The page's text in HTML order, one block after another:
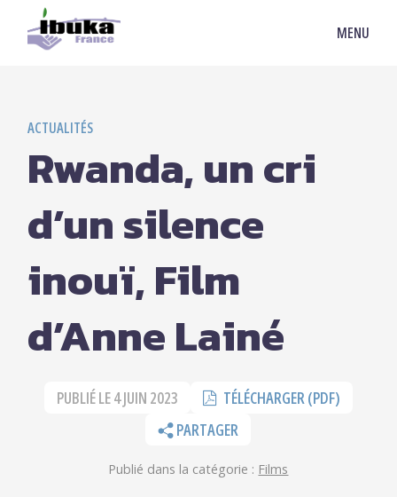
MENU
ACTUALITÉS
Rwanda, un cri
d’un silence
inouï, Film
d’Anne Lainé
PUBLIÉ LE4 JUIN 2023
TÉLÉCHARGER (PDF)
PARTAGER
Publié dans la catégorie : Films